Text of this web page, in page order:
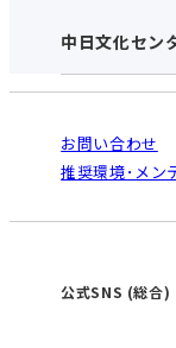
アク
お申
入会
中日
中日
受講
ご利
オン
WEB
中日文化セン
南大高
高蔵
津
お問い合わせ
推奨環境･メン
公式SNS (総合)